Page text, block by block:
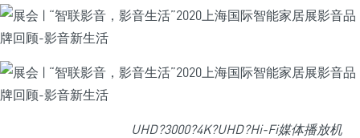
UHD?3000?4K?UHD?Hi-Fi媒体播放机